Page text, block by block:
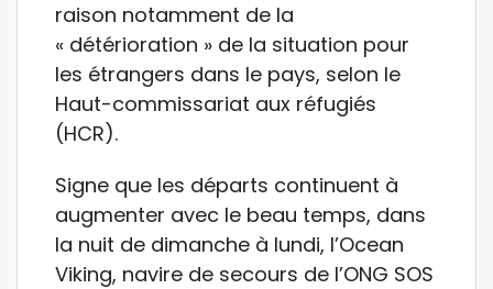
raison notamment de la
« détérioration » de la situation pour
les étrangers dans le pays, selon le
Haut-commissariat aux réfugiés
(HCR).
Signe que les départs continuent à
augmenter avec le beau temps, dans
la nuit de dimanche à lundi, l’Ocean
Viking, navire de secours de l’ONG SOS